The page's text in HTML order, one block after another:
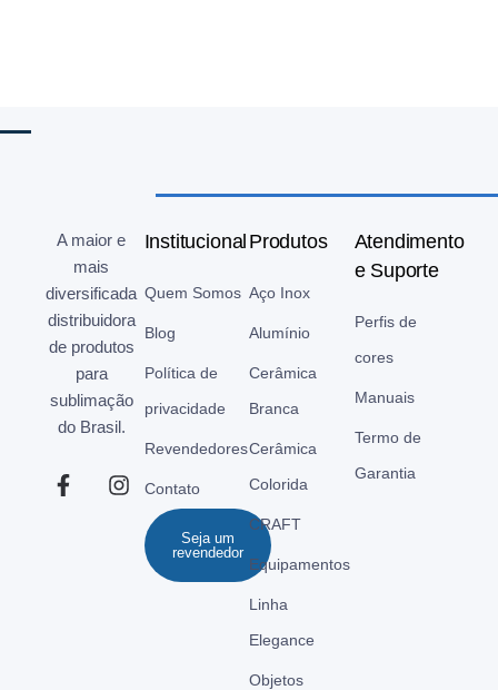
A maior e
mais
diversificada
distribuidora
de produtos
para
sublimação
do Brasil.
Institucional
Quem Somos
Blog
Política de
privacidade
Revendedores
Contato
Seja um
revendedor
Produtos
Aço Inox
Alumínio
Cerâmica
Branca
Cerâmica
Colorida
CRAFT
Equipamentos
Linha
Elegance
Objetos
Atendimento
e Suporte
Perfis de
cores
Manuais
Termo de
Garantia